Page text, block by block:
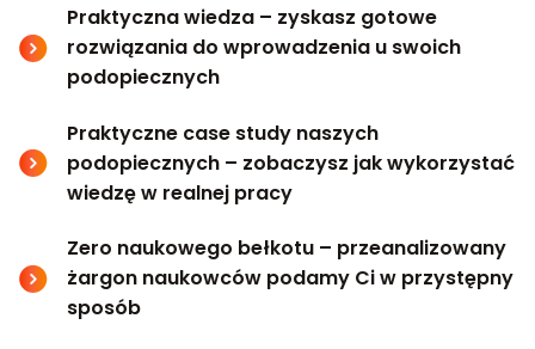
Praktyczna wiedza – zyskasz gotowe
rozwiązania do wprowadzenia u swoich
podopiecznych
Praktyczne case study naszych
podopiecznych – zobaczysz jak wykorzystać
wiedzę w realnej pracy
Zero naukowego bełkotu – przeanalizowany
żargon naukowców podamy Ci w przystępny
sposób